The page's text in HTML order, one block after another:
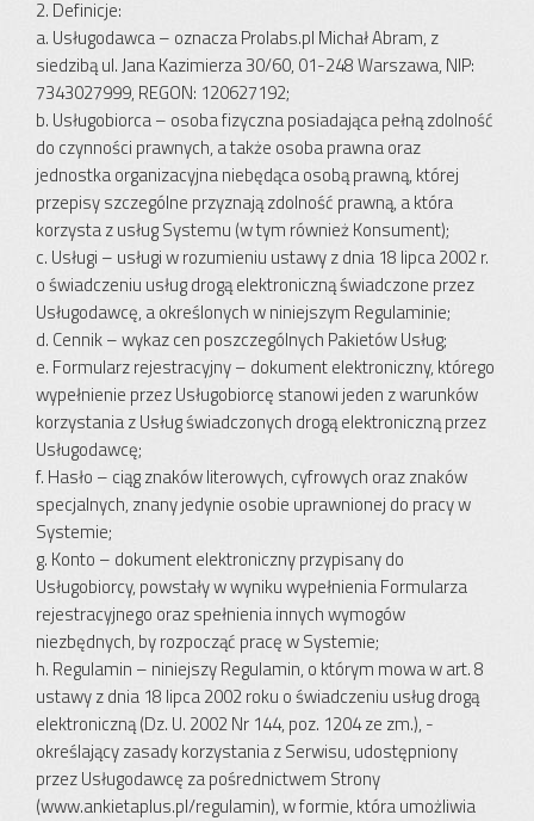
2. Definicje:
a. Usługodawca – oznacza Prolabs.pl Michał Abram, z
siedzibą ul. Jana Kazimierza 30/60, 01-248 Warszawa, NIP:
7343027999, REGON: 120627192;
b. Usługobiorca – osoba fizyczna posiadająca pełną zdolność
do czynności prawnych, a także osoba prawna oraz
jednostka organizacyjna niebędąca osobą prawną, której
przepisy szczególne przyznają zdolność prawną, a która
korzysta z usług Systemu (w tym również Konsument);
c. Usługi – usługi w rozumieniu ustawy z dnia 18 lipca 2002 r.
o świadczeniu usług drogą elektroniczną świadczone przez
Usługodawcę, a określonych w niniejszym Regulaminie;
d. Cennik – wykaz cen poszczególnych Pakietów Usług;
e. Formularz rejestracyjny – dokument elektroniczny, którego
wypełnienie przez Usługobiorcę stanowi jeden z warunków
korzystania z Usług świadczonych drogą elektroniczną przez
Usługodawcę;
f. Hasło – ciąg znaków literowych, cyfrowych oraz znaków
specjalnych, znany jedynie osobie uprawnionej do pracy w
Systemie;
g. Konto – dokument elektroniczny przypisany do
Usługobiorcy, powstały w wyniku wypełnienia Formularza
rejestracyjnego oraz spełnienia innych wymogów
niezbędnych, by rozpocząć pracę w Systemie;
h. Regulamin – niniejszy Regulamin, o którym mowa w art. 8
ustawy z dnia 18 lipca 2002 roku o świadczeniu usług drogą
elektroniczną (Dz. U. 2002 Nr 144, poz. 1204 ze zm.), -
określający zasady korzystania z Serwisu, udostępniony
przez Usługodawcę za pośrednictwem Strony
(www.ankietaplus.pl/regulamin), w formie, która umożliwia